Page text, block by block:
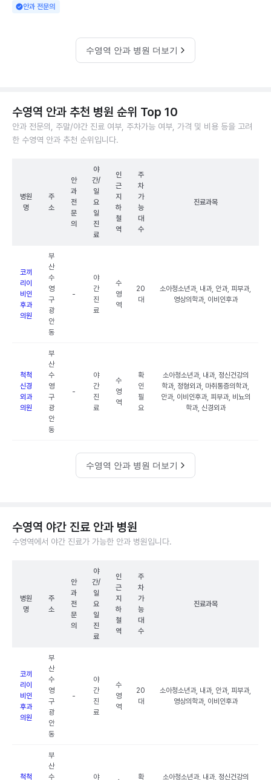
안과 전문의
수영역 안과 병원 더보기
수영역 안과 추천 병원 순위 Top 10
안과 전문의, 주말/야간 진료 여부, 주차가능 여부, 가격 및 비용 등을 고려
한 수영역 안과 추천 순위입니다.
병원
명
주
소
안
과
전
문
의
야
간/
일
요
일
진
료
인
근
지
하
철
역
주
차
가
능
대
수
진료과목
코끼
리이
비인
후과
의원
부
산
수
영
구
광
안
동
-
야
간
진
료
수
영
역
20
대
소아청소년과, 내과, 안과, 피부과,
영상의학과, 이비인후과
척척
신경
외과
의원
부
산
수
영
구
광
안
동
-
야
간
진
료
수
영
역
확
인
필
요
소아청소년과, 내과, 정신건강의
학과, 정형외과, 마취통증의학과,
안과, 이비인후과, 피부과, 비뇨의
학과, 신경외과
수영역 안과 병원 더보기
수영역 야간 진료 안과 병원
수영역에서 야간 진료가 가능한 안과 병원입니다.
병원
명
주
소
안
과
전
문
의
야
간/
일
요
일
진
료
인
근
지
하
철
역
주
차
가
능
대
수
진료과목
코끼
리이
비인
후과
의원
부
산
수
영
구
광
안
동
-
야
간
진
료
수
영
역
20
대
소아청소년과, 내과, 안과, 피부과,
영상의학과, 이비인후과
척척
부
산
수
야
확
소아청소년과, 내과, 정신건강의